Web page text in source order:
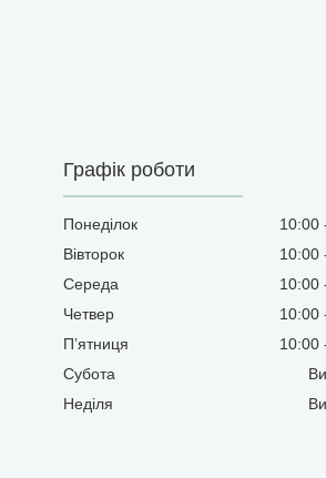
Графік роботи
Понеділок 10:00
Вівторок
10:00
Середа
10:00
Четвер
10:00
Пʼятниця
10:00
Субота
Неділя